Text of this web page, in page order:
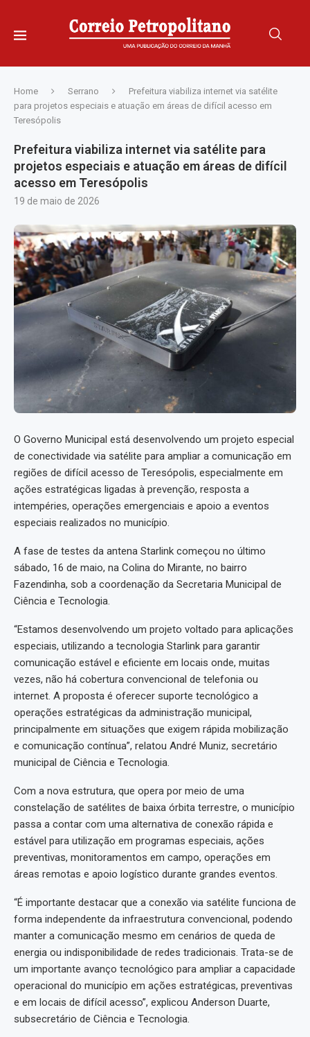
Home Serrano
Prefeitura viabiliza internet via satélite
para projetos especiais e atuação em áreas de difícil acesso em
Teresópolis
Prefeitura viabiliza internet via satélite para
projetos especiais e atuação em áreas de difícil
acesso em Teresópolis
19 de maio de 2026
O Governo Municipal está desenvolvendo um projeto especial
de conectividade via satélite para ampliar a comunicação em
regiões de difícil acesso de Teresópolis, especialmente em
ações estratégicas ligadas à prevenção, resposta a
intempéries, operações emergenciais e apoio a eventos
especiais realizados no município.
A fase de testes da antena Starlink começou no último
sábado, 16 de maio, na Colina do Mirante, no bairro
Fazendinha, sob a coordenação da Secretaria Municipal de
Ciência e Tecnologia.
“Estamos desenvolvendo um projeto voltado para aplicações
especiais, utilizando a tecnologia Starlink para garantir
comunicação estável e eficiente em locais onde, muitas
vezes, não há cobertura convencional de telefonia ou
internet. A proposta é oferecer suporte tecnológico a
operações estratégicas da administração municipal,
principalmente em situações que exigem rápida mobilização
e comunicação contínua”, relatou André Muniz, secretário
municipal de Ciência e Tecnologia.
Com a nova estrutura, que opera por meio de uma
constelação de satélites de baixa órbita terrestre, o município
passa a contar com uma alternativa de conexão rápida e
estável para utilização em programas especiais, ações
preventivas, monitoramentos em campo, operações em
áreas remotas e apoio logístico durante grandes eventos.
“É importante destacar que a conexão via satélite funciona de
forma independente da infraestrutura convencional, podendo
manter a comunicação mesmo em cenários de queda de
energia ou indisponibilidade de redes tradicionais. Trata-se de
um importante avanço tecnológico para ampliar a capacidade
operacional do município em ações estratégicas, preventivas
e em locais de difícil acesso”, explicou Anderson Duarte,
subsecretário de Ciência e Tecnologia.